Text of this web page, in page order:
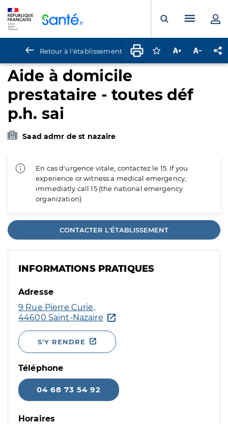
Ouvrir laMenu
Retour à l'établissement Connectez-vous
Augmenter la
Aide à domicile
prestataire - toutes déf
p.h. sai
Saad admr de st nazaire
En cas d'urgence vitale, contactez le 15. If you
experience or witness a medical emergency,
immediatly call 15 (the national emergency
organization).
CONTACTER L'ÉTABLISSEMENT
INFORMATIONS PRATIQUES
Adresse
9 Rue Pierre Curie,
44600 Saint-Nazaire
S'Y RENDRE
Téléphone
04 68 73 54 92
Horaires